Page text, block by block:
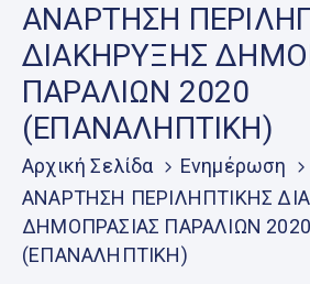
Δήμος
Το
Νησί
Ενημέρωση
Επικοινωνία
Μητρώο
Εθελοντών
AΝΑΡΤΗΣΗ
ΔΙΑΚΗΡΥΞΗΣ
ΠΑΡΑΛΙΩΝ 2020
(ΕΠΑΝΑΛΗΠΤΙΚΗ)
Αρχική Σελίδα Ενημέρωση
AΝΑΡΤΗΣΗ ΠΕΡΙΛΗΠΤΙΚΗΣ
ΔΗΜΟΠΡΑΣΙΑΣ ΠΑΡΑΛΙΩΝ 2020
(ΕΠΑΝΑΛΗΠΤΙΚΗ)